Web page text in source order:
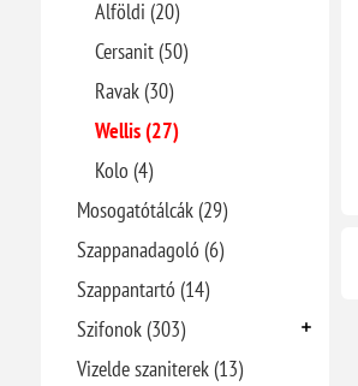
Alföldi (20)
Cersanit (50)
Ravak (30)
Wellis (27)
Kolo (4)
Mosogatótálcák (29)
Szappanadagoló (6)
Szappantartó (14)
Szifonok (303)
Vizelde szaniterek (13)